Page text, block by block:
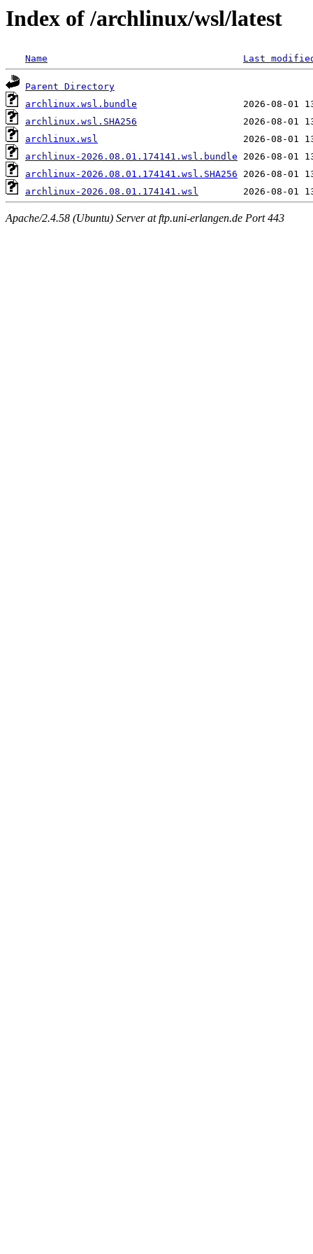
Index of /archlinux/wsl/latest
Name Last
Parent Directory
archlinux.wsl.bundle
archlinux.wsl.SHA256
archlinux.wsl
archlinux-2026.08.01.174141.wsl.bundle
archlinux-2026.08.01.174141.wsl.SHA256
archlinux-2026.08.01.174141.wsl
Apache/2.4.58 (Ubuntu) Server at ftp.uni-erlangen.de Port 443